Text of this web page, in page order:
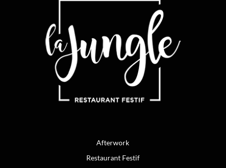
Afterwork
Restaurant Festif